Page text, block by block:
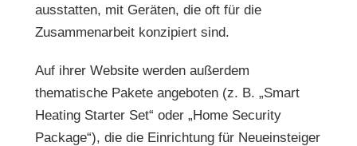
ausstatten, mit Geräten, die oft für die
Zusammenarbeit konzipiert sind.
Auf ihrer Website werden außerdem
thematische Pakete angeboten (z. B. „Smart
Heating Starter Set“ oder „Home Security
Package“), die die Einrichtung für Neueinsteiger